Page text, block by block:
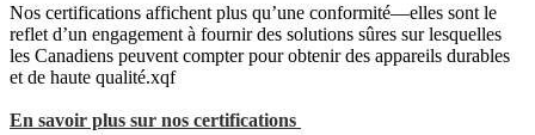
Nos certifications affichent plus qu’une conformité—elles sont le
reflet d’un engagement à fournir des solutions sûres sur lesquelles
les Canadiens peuvent compter pour obtenir des appareils durables
et de haute qualité.xqf
En savoir plus sur nos certifications